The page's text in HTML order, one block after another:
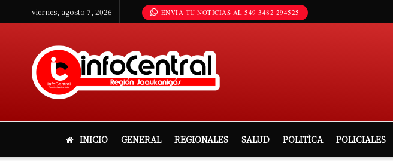
viernes, agosto 7, 2026 ENVIA TU NOTICIAS AL 549 3482 294525
INICIO GENERAL REGIONALES SALUD POLITÌCA POLICIALES